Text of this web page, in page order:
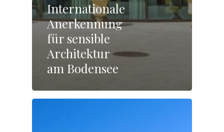
Internationale
Anerkennung
für sensible
Architektur
am Bodensee